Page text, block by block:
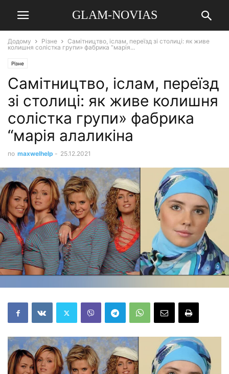
GLAM-NOVIAS
Додому Різне
Самітництво, іслам, переїзд зі столиці: як живе
колишня солістка групи» фабрика “марія...
Різне
Самітництво, іслам, переїзд
зі столиці: як живе колишня
солістка групи» фабрика
“марія алаликіна
по maxwelhelp - 25.12.2021